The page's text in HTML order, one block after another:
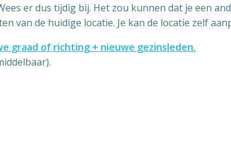
er dus tijdig bij. Het zou kunnen dat je een
van de huidige locatie. Je kan de locatie zelf
graad of richting + nieuwe gezinsleden.